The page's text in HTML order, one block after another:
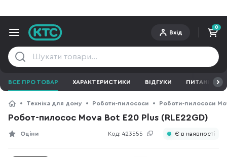
Вхід
0
ВСЕ ПРО ТОВАР ХАРАКТЕРИСТИКИ ВІДГУКИ ПИТАННЯ ТА
Техніка для дому Роботи-пилососи Роботи-пилососи
Робот-пилосос Mova Bot E20 Plus (RLE22GD)
Код: 423555
Оціни Є в наявності